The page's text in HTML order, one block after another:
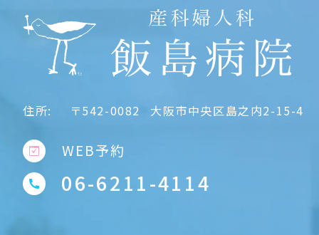
住所: 〒542-0082 大阪市中央区島之内2-15-4
WEB予約
06-6211-4114